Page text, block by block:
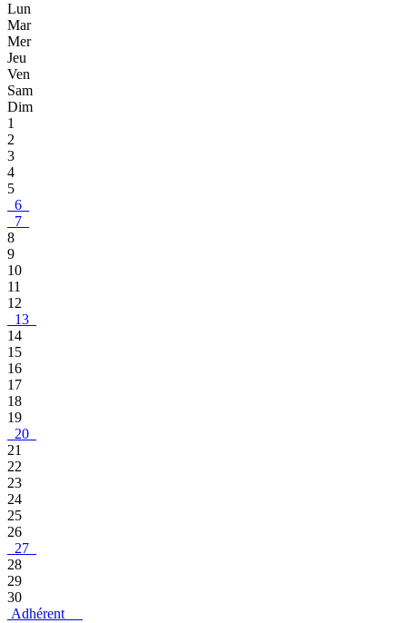
Lun
Mar
Mer
Jeu
Ven
Sam
Dim
1
2
3
4
5
6
7
8
9
10
11
12
13
14
15
16
17
18
19
20
21
22
23
24
25
26
27
28
29
30
Adhérent